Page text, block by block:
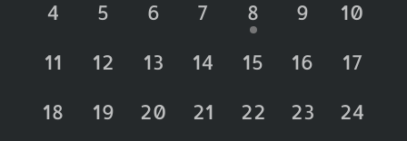
0
4
0
Veranstaltungen
5
0
Veranstaltungen
6
0
Veranstaltungen
7
1
Veranstaltung
8
0
9
0
10
0
11
0
12
0
13
0
14
0
15
0
16
0
17
0
18
0
19
0
20
0
21
0
22
0
23
0
24